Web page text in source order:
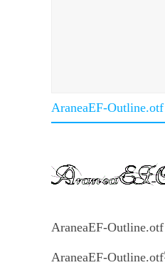
AraneaEF-
AraneaEF-Outline.otf
AraneaEF-